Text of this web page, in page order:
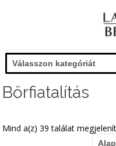
Válasszon kategóriát
Bőrfiatalítás
Mind a(z) 39 találat